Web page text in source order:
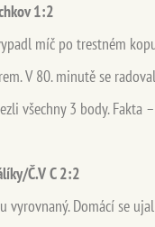
1:2
míč po trestném
V 80. minutě se
všechny 3 body. Fakta
Č.V C 2:2
vyrovnaný. Domácí se